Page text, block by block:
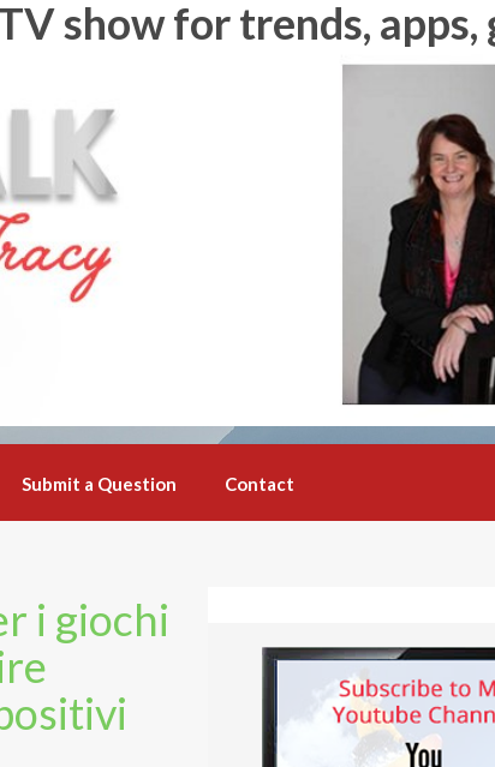
show for trends, apps,
Submit a Question Contact
i giochi